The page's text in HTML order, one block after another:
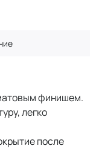
финишем.
легко
после